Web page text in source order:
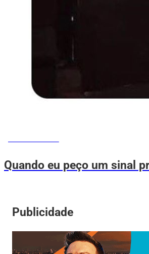
Quando eu peço um sinal
Publicidade